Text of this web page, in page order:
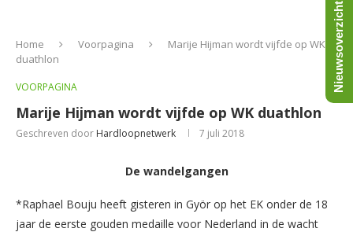
Home Voorpagina
Marije Hijman wordt vijfde op WK
duathlon
VOORPAGINA
Marije Hijman wordt vijfde op WK duathlon
Geschreven door Hardloopnetwerk 7 juli 2018
De wandelgangen
*Raphael Bouju heeft gisteren in Györ op het EK onder de 18
jaar de eerste gouden medaille voor Nederland in de wacht
Nieuwsoverzicht